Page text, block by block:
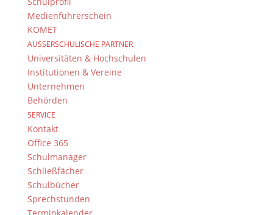
Medienführerschein
KOMET
AUSSERSCHULISCHE PARTNER
Universitäten & Hochschulen
Institutionen & Vereine
Unternehmen
Behörden
SERVICE
Kontakt
Office 365
Schulmanager
Schließfächer
Schulbücher
Sprechstunden